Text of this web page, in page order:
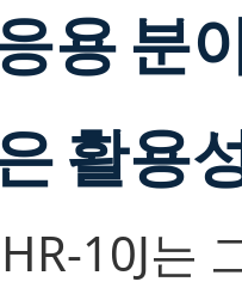
용 분
활용
10J는